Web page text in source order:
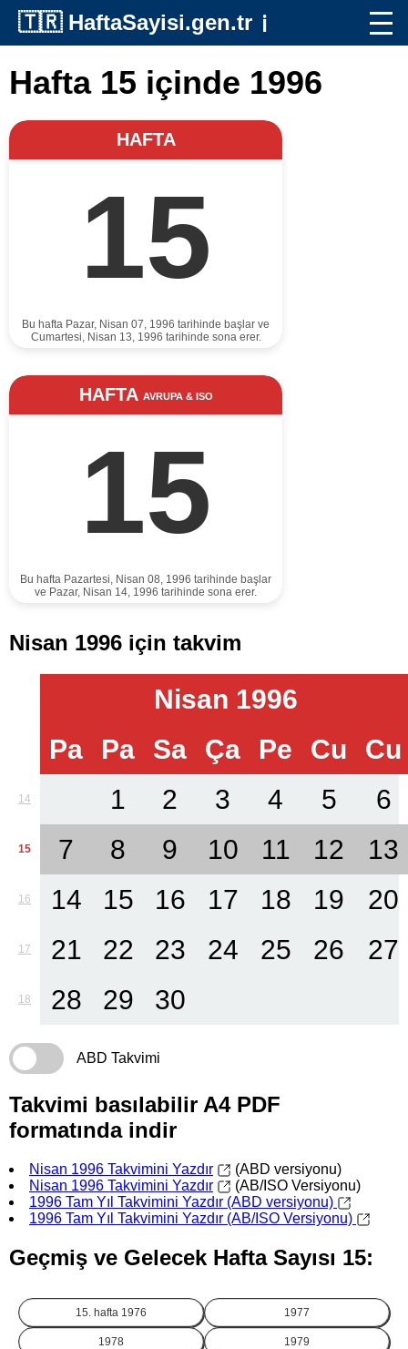
🇹🇷 HaftaSayisi.gen.tr ℹ️
Hafta 15 içinde 1996
HAFTA
15
Bu hafta Pazar, Nisan 07, 1996 tarihinde başlar ve
Cumartesi, Nisan 13, 1996 tarihinde sona erer.
HAFTA AVRUPA & ISO
15
Bu hafta Pazartesi, Nisan 08, 1996 tarihinde başlar
ve Pazar, Nisan 14, 1996 tarihinde sona erer.
Nisan 1996 için takvim
Nisan 1996
Pa
Pa Sa Ça Pe Cu Cu
14 1 2 3 4 5 6
15 7 8 9 10 11 12 13
16 14 15 16 17 18 19 20
17 21 22 23 24 25 26 27
18 28 29 30
ABD Takvimi
Takvimi basılabilir A4 PDF
formatında indir
Nisan 1996 Takvimini Yazdır
(ABD versiyonu)
Nisan 1996 Takvimini Yazdır
(AB/ISO Versiyonu)
1996 Tam Yıl Takvimini Yazdır (ABD versiyonu)
1996 Tam Yıl Takvimini Yazdır (AB/ISO Versiyonu)
Geçmiş ve Gelecek Hafta Sayısı 15:
15. hafta 1976 1977
1978 1979